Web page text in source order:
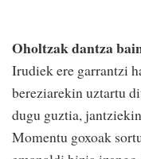
Oholtzak dantza
Irudiek ere garrantzi
bereziarekin uztartu
dugu guztia,
Momentu goxoak